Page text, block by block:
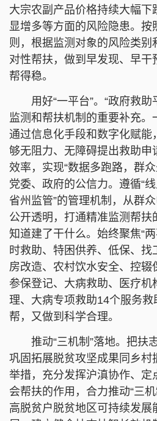
大宗农副产品价格持续大幅下
显增多等方面的风险隐患。按
则，根据监测对象的风险类别
对性帮扶，做到早发现、早干
帮得稳。
用好“一平台”。“政府救助
监测和帮扶机制的重要补充。
通过信息化手段和数字化赋能
够无阻力、无障碍提出救助申
效率，实现“数据多跑路，群
党委、政府的公信力。遵循“
省州监管”的管理机制，从群
公开透明，打通精准监测帮扶
知道建了干什么。始终聚焦“
时救助、特困供养、低保、
房改造、农村饮水安全、控辍
参保登记、大病救助、医疗机
理、大病专项救助14个服务
帮，又做到科学合理。
推动“三机制”落地。把扶
巩固拓展脱贫攻坚成果同乡村
举措，充分发挥沪滇协作、定
会帮扶的作用，合力推动“三
高脱贫户脱贫地区可持续发展